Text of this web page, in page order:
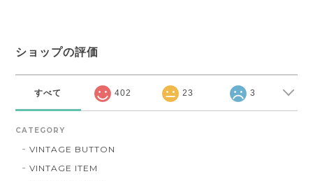
ショップの評価
すべて 402 23 3
CATEGORY
VINTAGE BUTTON
VINTAGE ITEM